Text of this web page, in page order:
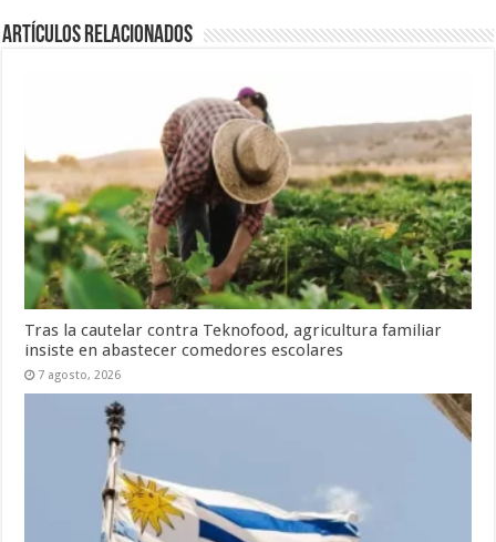
Artículos Relacionados
Tras la cautelar contra Teknofood, agricultura familiar
insiste en abastecer comedores escolares
7 agosto, 2026